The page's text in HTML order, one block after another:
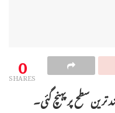
0
SHARES
ترین سطح پر پہنچ گئی۔